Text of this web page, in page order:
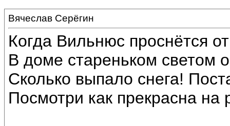
Вячеслав Серёгин
Когда Вильнюс проснётся
В доме стареньком светом
Сколько выпало снега!
Посмотри как прекрасна на